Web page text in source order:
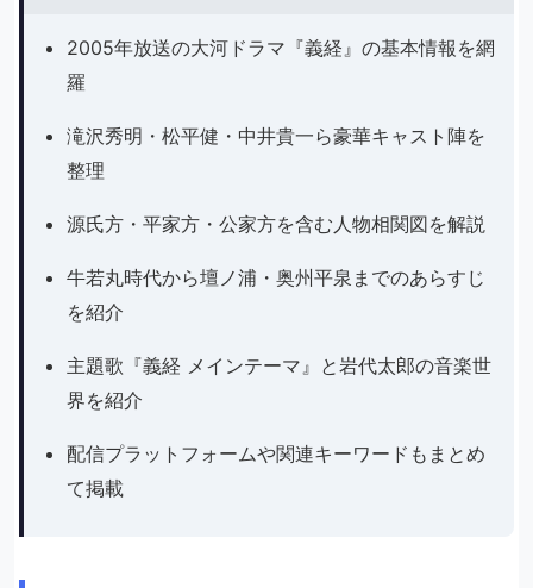
2005年放送の大河ドラマ『義経』の基本情報を網
羅
滝沢秀明・松平健・中井貴一ら豪華キャスト陣を
整理
源氏方・平家方・公家方を含む人物相関図を解説
牛若丸時代から壇ノ浦・奥州平泉までのあらすじ
を紹介
主題歌『義経 メインテーマ』と岩代太郎の音楽世
界を紹介
配信プラットフォームや関連キーワードもまとめ
て掲載